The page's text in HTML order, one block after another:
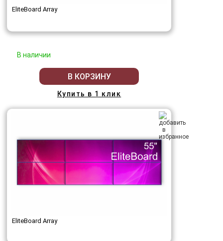
EliteBoard Array
В наличии
В КОРЗИНУ
Купить в 1 клик
EliteBoard Array